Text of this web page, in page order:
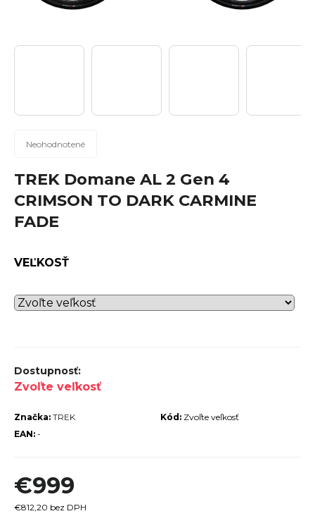
Priemerné
produktu
je
0,0
z
Neohodnotené
TREK Domane AL 2 Gen 4
CRIMSON TO DARK CARMINE
FADE
VEĽKOSŤ
Zvoľte veľkosť
Kód: Zvoľte veľkosť
Značka: TREK
EAN: -
€999
€812,20 bez DPH
?
Hľadať
p
o
č
a
m
e